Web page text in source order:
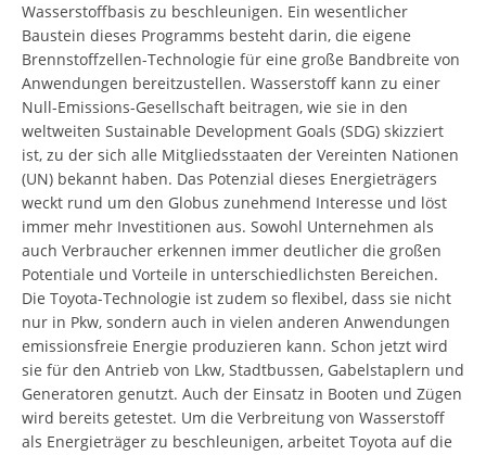
Wasserstoffbasis zu beschleunigen. Ein wesentlicher
Baustein dieses Programms besteht darin, die eigene
Brennstoffzellen-Technologie für eine große Bandbreite von
Anwendungen bereitzustellen. Wasserstoff kann zu einer
Null-Emissions-Gesellschaft beitragen, wie sie in den
weltweiten Sustainable Development Goals (SDG) skizziert
ist, zu der sich alle Mitgliedsstaaten der Vereinten Nationen
(UN) bekannt haben. Das Potenzial dieses Energieträgers
weckt rund um den Globus zunehmend Interesse und löst
immer mehr Investitionen aus. Sowohl Unternehmen als
auch Verbraucher erkennen immer deutlicher die großen
Potentiale und Vorteile in unterschiedlichsten Bereichen.
Die Toyota-Technologie ist zudem so flexibel, dass sie nicht
nur in Pkw, sondern auch in vielen anderen Anwendungen
emissionsfreie Energie produzieren kann. Schon jetzt wird
sie für den Antrieb von Lkw, Stadtbussen, Gabelstaplern und
Generatoren genutzt. Auch der Einsatz in Booten und Zügen
wird bereits getestet. Um die Verbreitung von Wasserstoff
als Energieträger zu beschleunigen, arbeitet Toyota auf die